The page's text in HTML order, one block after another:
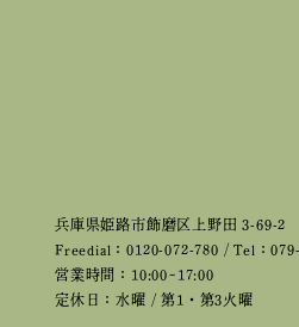
兵庫県姫路市飾磨区上野田 3-69-2
Freedial：0120-072-780 / Tel：
営業時間：10:00~17:00
定休日：水曜 / 第1・第3火曜